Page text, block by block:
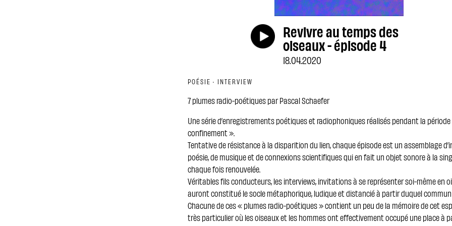
Revivre au temps des
oiseaux - épisode 4
18.04.2020
POÉSIE · INTERVIEW
7 plumes radio-poétiques par Pascal Schaefer
Une série d’enregistrements poétiques et radiophoniques réalisés pendant la
confinement ».
Tentative de résistance à la disparition du lien, chaque épisode est un assemblage
poésie, de musique et de connexions scientifiques qui en fait un objet sonore à la
chaque fois renouvelée.
Véritables fils conducteurs, les interviews, invitations à se représenter soi-même en
auront constitué le socle métaphorique, ludique et distancié à partir duquel
Chacune de ces « plumes radio-poétiques » contient un peu de la mémoire de cet
très particulier où les oiseaux et les hommes ont effectivement occupé une place à